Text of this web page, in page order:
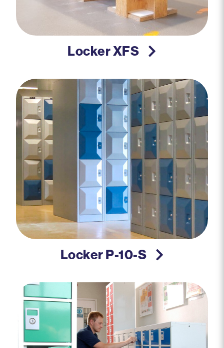
Locker XFS
Locker P-10-S